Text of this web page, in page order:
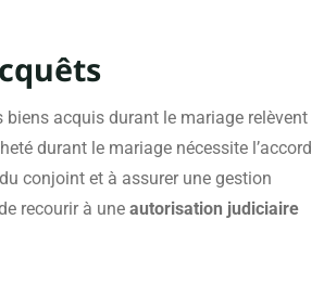
biens acquis durant le mariage relèvent
durant le mariage nécessite l’accord
conjoint et à assurer une gestion
recourir à une autorisation judiciaire